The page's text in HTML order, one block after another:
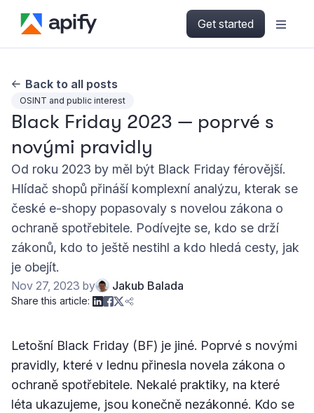
Get started
Back to all posts
OSINT and public interest
Black Friday 2023 — poprvé s
novými pravidly
Od roku 2023 by měl být Black Friday férovější.
Hlídač shopů přináší komplexní analýzu, kterak se
české e-shopy popasovaly s novelou zákona o
ochraně spotřebitele. Podívejte se, kdo se drží
zákonů, kdo to ještě nestihl a kdo hledá cesty, jak
je obejít.
Nov 27, 2023 by Jakub Balada
Share this article:
Letošní Black Friday (BF) je jiné. Poprvé s novými
pravidly, které v lednu přinesla novela zákona o
ochraně spotřebitele. Nekalé praktiky, na které
léta ukazujeme, jsou konečně nezákonné. Kdo se